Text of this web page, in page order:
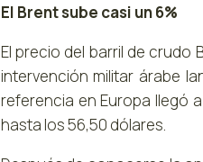
El Brent sube casi un 6%
El precio del barril de
intervención militar árabe
referencia en Europa llegó
hasta los 56,50 dólares.